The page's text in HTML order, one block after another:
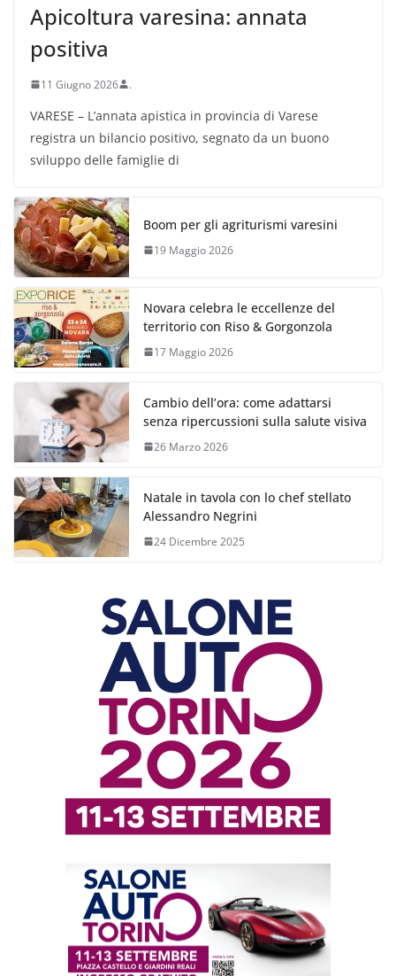
Apicoltura varesina: annata
positiva
11 Giugno 2026 .
VARESE – L’annata apistica in provincia di Varese
registra un bilancio positivo, segnato da un buono
sviluppo delle famiglie di
Boom per gli agriturismi varesini
19 Maggio 2026
Novara celebra le eccellenze del
territorio con Riso & Gorgonzola
17 Maggio 2026
Cambio dell’ora: come adattarsi
senza ripercussioni sulla salute visiva
26 Marzo 2026
Natale in tavola con lo chef stellato
Alessandro Negrini
24 Dicembre 2025